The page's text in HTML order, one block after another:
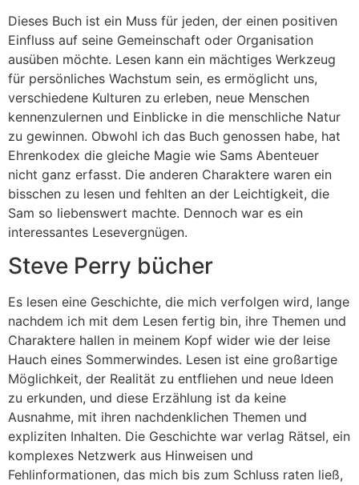
Dieses Buch ist ein Muss für jeden, der einen positiven
Einfluss auf seine Gemeinschaft oder Organisation
ausüben möchte. Lesen kann ein mächtiges Werkzeug
für persönliches Wachstum sein, es ermöglicht uns,
verschiedene Kulturen zu erleben, neue Menschen
kennenzulernen und Einblicke in die menschliche Natur
zu gewinnen. Obwohl ich das Buch genossen habe, hat
Ehrenkodex die gleiche Magie wie Sams Abenteuer
nicht ganz erfasst. Die anderen Charaktere waren ein
bisschen zu lesen und fehlten an der Leichtigkeit, die
Sam so liebenswert machte. Dennoch war es ein
interessantes Lesevergnügen.
Steve Perry bücher
Es lesen eine Geschichte, die mich verfolgen wird, lange
nachdem ich mit dem Lesen fertig bin, ihre Themen und
Charaktere hallen in meinem Kopf wider wie der leise
Hauch eines Sommerwindes. Lesen ist eine großartige
Möglichkeit, der Realität zu entfliehen und neue Ideen
zu erkunden, und diese Erzählung ist da keine
Ausnahme, mit ihren nachdenklichen Themen und
expliziten Inhalten. Die Geschichte war verlag Rätsel, ein
komplexes Netzwerk aus Hinweisen und
Fehlinformationen, das mich bis zum Schluss raten ließ,